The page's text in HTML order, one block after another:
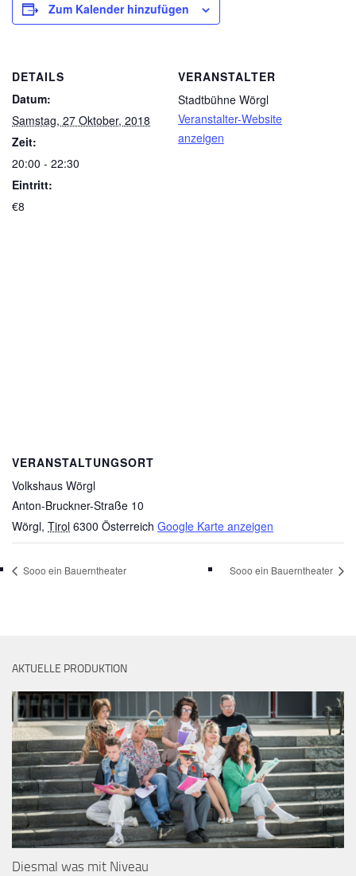
Zum Kalender hinzufügen
DETAILS
Datum:
Samstag, 27 Oktober, 2018
Zeit:
20:00 - 22:30
Eintritt:
€8
VERANSTALTER
Stadtbühne Wörgl
Veranstalter-Website
anzeigen
VERANSTALTUNGSORT
Volkshaus Wörgl
Anton-Bruckner-Straße 10
Wörgl, Tirol 6300 Österreich Google Karte anzeigen
Sooo ein Bauerntheater Sooo ein Bauerntheater
AKTUELLE PRODUKTION
Diesmal was mit Niveau